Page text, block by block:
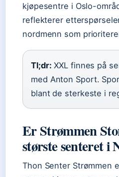
kjøpesentre i Oslo-
reflekterer
nordmenn som
Tl;dr: XXL finnes på
med Anton Sport.
blant de sterkeste i
Er Strømmen
største senteret i
Thon Senter Strømmen